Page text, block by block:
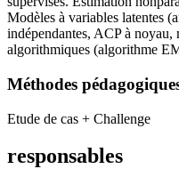
Modèles à variables latentes
indépendantes, ACP à noyau,
algorithmiques (algorithme
Méthodes
Etude de cas + Challenge
responsables